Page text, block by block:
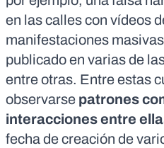
en las calles con vídeos
manifestaciones
publicado en varias de
entre otras. Entre estas
observarse patrones
interacciones entre
fecha de creación de